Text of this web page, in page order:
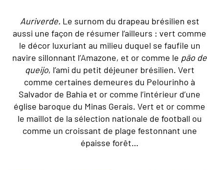
Auriverde. Le surnom du drapeau brésilien est
aussi une façon de résumer l’ailleurs : vert comme
le décor luxuriant au milieu duquel se faufile un
navire sillonnant l’Amazone, et or comme le pão de
queijo, l’ami du petit déjeuner brésilien. Vert
comme certaines demeures du Pelourinho à
Salvador de Bahia et or comme l’intérieur d’une
église baroque du Minas Gerais. Vert et or comme
le maillot de la sélection nationale de football ou
comme un croissant de plage festonnant une
épaisse forêt…